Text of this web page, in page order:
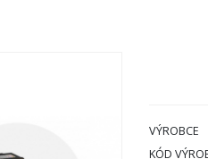
VÝROBCE
KÓD